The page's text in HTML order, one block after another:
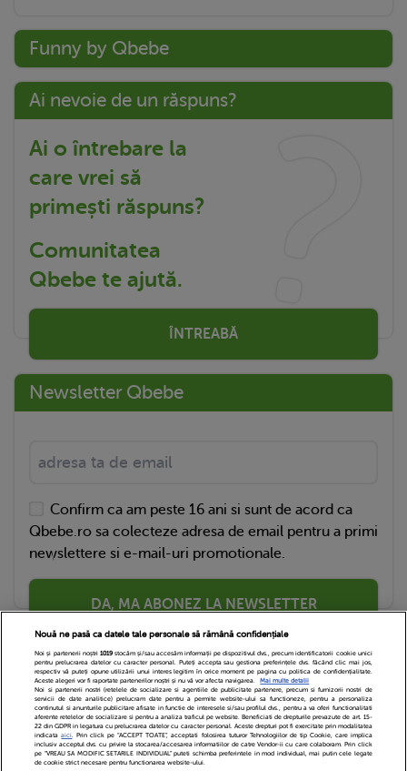
Funny by Qbebe
Ai nevoie de un răspuns?
Ai o întrebare la
care vrei să
primești răspuns?
Comunitatea
Qbebe te ajută.
ÎNTREABĂ
Newsletter Qbebe
Confirm ca am peste 16 ani si sunt de acord ca
Qbebe.ro sa colecteze adresa de email pentru a primi
newslettere si e-mail-uri promotionale.
DA, MA ABONEZ LA NEWSLETTER
Echipa Editoriala Newsletter Contact
Nouă ne pasă ca datele tale personale să rămână confidențiale
Noi și partenerii noștri 1019stocăm și/sau accesăm informații pe dispozitivul dvs., precum identificatorii cookie unici
pentru prelucrarea datelor cu caracter personal. Puteți accepta sau gestiona preferințele dvs. făcând clic mai jos,
respectiv vă puteți opune utilizării unui interes legitim în orice moment pe pagina cu politica de confidențialitate.
Aceste alegeri vor fi raportate partenerilor noștri și nu vă vor afecta navigarea.
Mai multe detalii
Noi si partenerii nostri (retelele de socializare si agentiile de publicitate partenere, precum si furnizorii nostri de
servicii de date analitice) prelucram date pentru a permite website-ului sa functioneze, pentru a personaliza
continutul si anunturile publicitare afisate in functie de interesele si/sau profilul dvs., pentru a va oferi functionalitati
aferente retelelor de socializare si pentru a analiza traficul pe website. Beneficiati de drepturile prevazute de art. 15-
22 din GDPR in legatura cu prelucrarea datelor cu caracter personal. Aceste drepturi pot fi exercitate prin modalitatea
indicataaici. Prin click pe “ACCEPT TOATE”, acceptati folosirea tuturor Tehnologiilor de tip Cookie, care implica
inclusiv acceptul dvs. cu privire la stocarea/accesarea informatiilor de catre Vendor-ii cu care colaboram. Prin click
pe “VREAU SA MODIFIC SETARILE INDIVIDUAL” puteti schimba preferintele in mod individual, mai putin cele legate
de cookie strict necesare pentru functionarea website-ului.